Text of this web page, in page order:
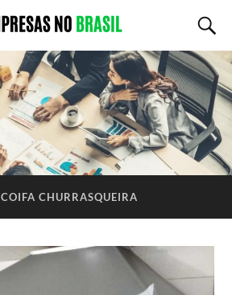
COIFA CHURRASQUEIRA